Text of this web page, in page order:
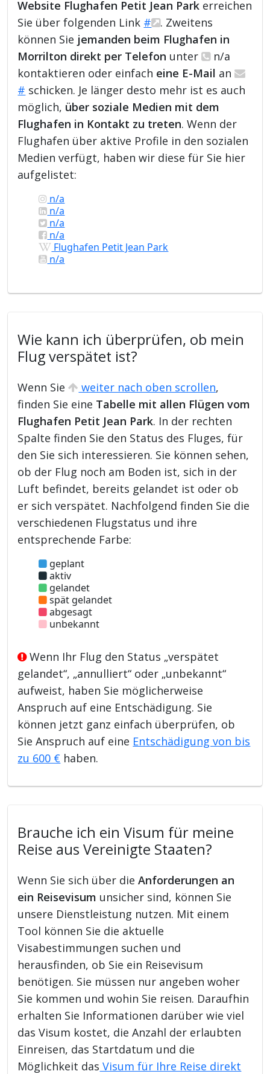
Website Flughafen Petit Jean Park erreichen
Sie über folgenden Link #
. Zweitens
können Sie jemanden beim Flughafen in
Morrilton direkt per Telefon unter
n/a
kontaktieren oder einfach eine E-Mail an
# schicken. Je länger desto mehr ist es auch
möglich, über soziale Medien mit dem
Flughafen in Kontakt zu treten. Wenn der
Flughafen über aktive Profile in den sozialen
Medien verfügt, haben wir diese für Sie hier
aufgelistet:
n/a
n/a
n/a
n/a
Flughafen Petit Jean Park
n/a
Wie kann ich überprüfen, ob mein
Flug verspätet ist?
Wenn Sie weiter nach oben scrollen,
finden Sie eine Tabelle mit allen Flügen vom
Flughafen Petit Jean Park. In der rechten
Spalte finden Sie den Status des Fluges, für
den Sie sich interessieren. Sie können sehen,
ob der Flug noch am Boden ist, sich in der
Luft befindet, bereits gelandet ist oder ob
er sich verspätet. Nachfolgend finden Sie die
verschiedenen Flugstatus und ihre
entsprechende Farbe:
geplant
aktiv
gelandet
spät gelandet
abgesagt
unbekannt
Wenn Ihr Flug den Status „verspätet
gelandet“, „annulliert“ oder „unbekannt“
aufweist, haben Sie möglicherweise
Anspruch auf eine Entschädigung. Sie
können jetzt ganz einfach überprüfen, ob
Sie Anspruch auf eine Entschädigung von bis
zu 600 € haben.
Brauche ich ein Visum für meine
Reise aus Vereinigte Staaten?
Wenn Sie sich über dieAnforderungen an
ein Reisevisum unsicher sind, können Sie
unsere Dienstleistung nutzen. Mit einem
Tool können Sie die aktuelle
Visabestimmungen suchen und
herausfinden, ob Sie ein Reisevisum
benötigen. Sie müssen nur angeben woher
Sie kommen und wohin Sie reisen. Daraufhin
erhalten Sie Informationen darüber wie viel
das Visum kostet, die Anzahl der erlaubten
Einreisen, das Startdatum und die
Möglichkeit das Visum für Ihre Reise direkt